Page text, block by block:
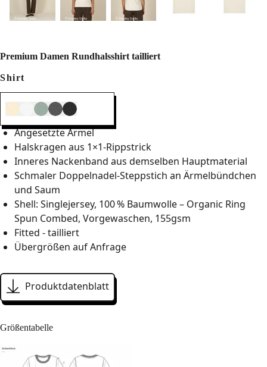
© Stanley Stella © Stanley Stella © Stanley Stella
Premium Damen Rundhalsshirt tailliert
Shirt
Angesetzte Ärmel
Halskragen aus 1×1-Rippstrick
Inneres Nackenband aus demselben Hauptmaterial
Schmaler Doppelnadel-Steppstich an Ärmelbündchen
und Saum
Shell: Singlejersey, 100 % Baumwolle – Organic Ring
Spun Combed, Vorgewaschen, 155gsm
Fitted - tailliert
Übergrößen auf Anfrage
Produktdatenblatt
Größentabelle